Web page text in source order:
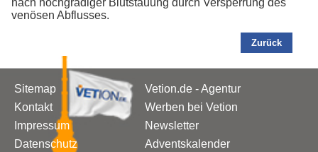
nach hochgradiger Blutstauung durch Versperrung des
venösen Abflusses.
Zurück
Sitemap
Kontakt
Impressum
Datenschutz
Vetion.de - Agentur
Werben bei Vetion
Newsletter
Adventskalender